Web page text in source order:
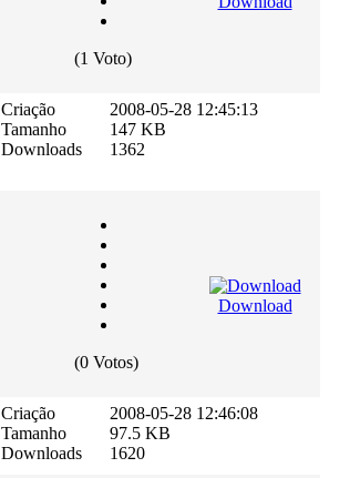
(1 Voto)
Criação
Tamanho
Downloads
2008-05-28 12:45:13
147 KB
1362
(0 Votos)
Download
Criação
Tamanho
Downloads
2008-05-28 12:46:08
97.5 KB
1620